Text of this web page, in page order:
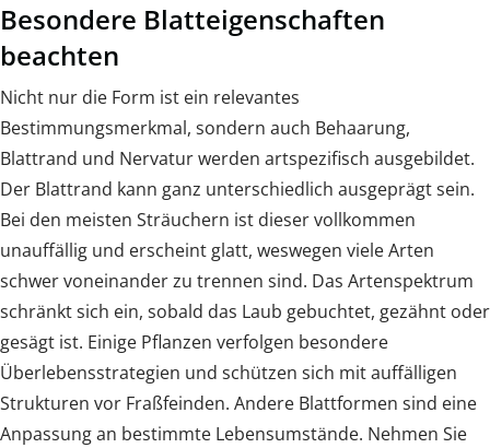
Besondere Blatteigenschaften
beachten
Nicht nur die Form ist ein relevantes
Bestimmungsmerkmal, sondern auch Behaarung,
Blattrand und Nervatur werden artspezifisch ausgebildet.
Der Blattrand kann ganz unterschiedlich ausgeprägt sein.
Bei den meisten Sträuchern ist dieser vollkommen
unauffällig und erscheint glatt, weswegen viele Arten
schwer voneinander zu trennen sind. Das Artenspektrum
schränkt sich ein, sobald das Laub gebuchtet, gezähnt oder
gesägt ist. Einige Pflanzen verfolgen besondere
Überlebensstrategien und schützen sich mit auffälligen
Strukturen vor Fraßfeinden. Andere Blattformen sind eine
Anpassung an bestimmte Lebensumstände. Nehmen Sie